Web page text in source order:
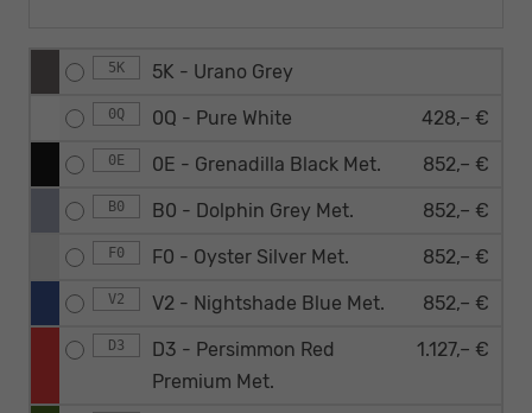
5K 5K - Urano Grey
0Q 0Q - Pure White 428,– €
0E 0E - Grenadilla Black Met. 852,– €
B0 B0 - Dolphin Grey Met. 852,– €
F0 F0 - Oyster Silver Met. 852,– €
V2 V2 - Nightshade Blue Met. 852,– €
D3
D3 - Persimmon Red
Premium Met.
1.127,– €